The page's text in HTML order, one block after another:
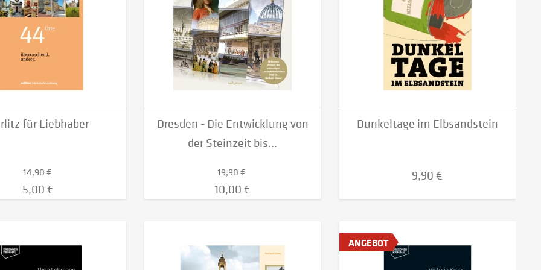
für Liebhaber
14,90 €
5,00 €
Dresden - Die Entwicklung von
der Steinzeit bis...
19,90 €
10,00 €
Dunkeltage im Elbsandstein
9,90 €
ANGEBOT